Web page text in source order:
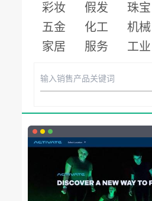
彩妆
假发 珠宝
五金
化工 机械
家居
服务 工业